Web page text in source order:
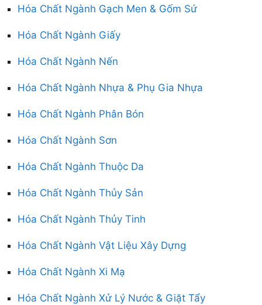
Hóa Chất Ngành Gạch Men & Gốm Sứ
Hóa Chất Ngành Giấy
Hóa Chất Ngành Nến
Hóa Chất Ngành Nhựa & Phụ Gia Nhựa
Hóa Chất Ngành Phân Bón
Hóa Chất Ngành Sơn
Hóa Chất Ngành Thuộc Da
Hóa Chất Ngành Thủy Sản
Hóa Chất Ngành Thủy Tinh
Hóa Chất Ngành Vật Liệu Xây Dựng
Hóa Chất Ngành Xi Mạ
Hóa Chất Ngành Xử Lý Nước & Giặt Tẩy